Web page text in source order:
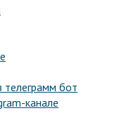
телеграмм бот
канале